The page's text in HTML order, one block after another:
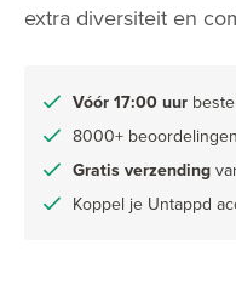
extra diversiteit en
Vóór 17:00 uur
8000+ beoordelingen
Gratis verzending
Koppel je Untappd